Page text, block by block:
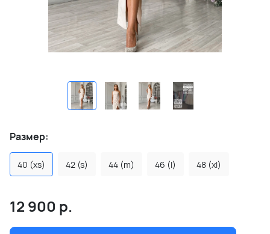
Размер:
40 (xs) 42 (s) 44 (m) 46 (l) 48 (xl)
12 900 р.